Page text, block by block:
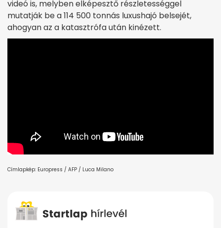
videó is, melyben elképesztő részletességgel
mutatják be a 114 500 tonnás luxushajó belsejét,
ahogyan az a katasztrófa után kinézett.
Címlapkép: Europress / AFP / Luca Milano